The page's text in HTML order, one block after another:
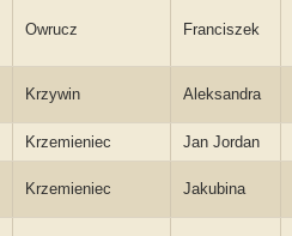
Owrucz Franciszek
Krzywin Aleksandra
Krzemieniec Jan Jordan
Krzemieniec Jakubina